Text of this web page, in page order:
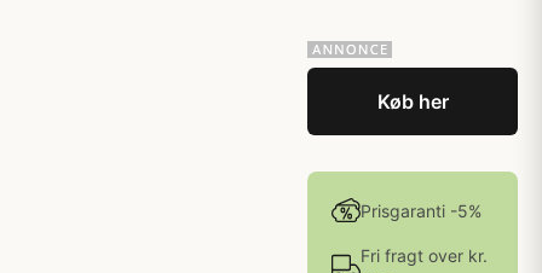
Køb her
Prisgaranti -5%
Fri fragt over kr.